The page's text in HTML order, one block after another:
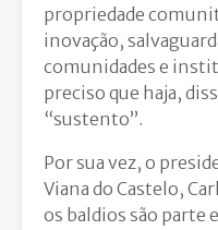
propriedade
inovação,
comunidades e
preciso que haja,
“sustento”.
Por sua vez, o
Viana do Castelo,
os baldios são parte